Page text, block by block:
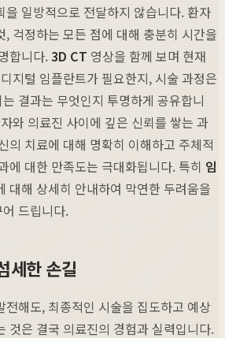
을 일방적으로 전달하지 않습니다. 환자
, 걱정하는 모든 점에 대해 충분히 시간을
합니다.3D CT 영상을 함께 보며 현재
지털 임플란트가 필요한지, 시술 과정은
결과는 무엇인지 투명하게 공유합니
와 의료진 사이에 깊은 신뢰를 쌓는 과
의 치료에 대해 명확히 이해하고 주체적
에 대한 만족도는 극대화됩니다. 특히 임
대해 상세히 안내하여 막연한 두려움을
드립니다.
세한 손길
전해도, 최종적인 시술을 집도하고 예상
것은 결국 의료진의 경험과 실력입니다.